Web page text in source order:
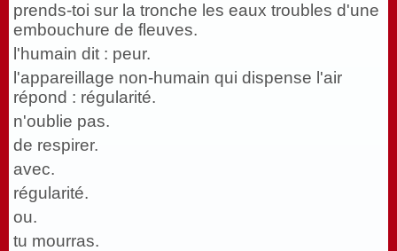
prends-toi sur la tronche les eaux troubles d'une
embouchure de fleuves.
l'humain dit : peur.
l'appareillage non-humain qui dispense l'air
répond : régularité.
n'oublie pas.
de respirer.
avec.
régularité.
ou.
tu mourras.